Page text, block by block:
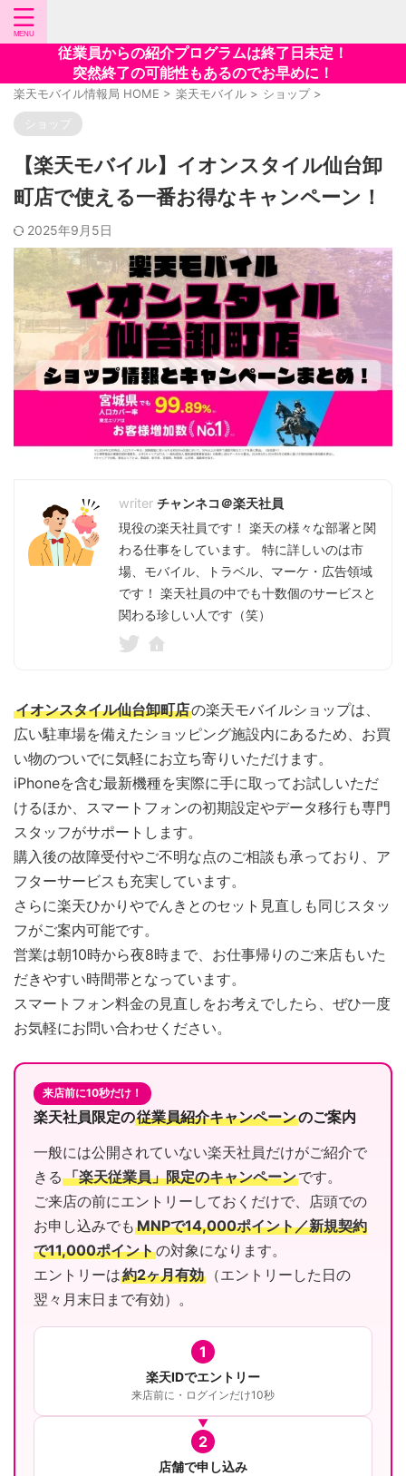
従業員からの紹介プログラムは終了日未定！
突然終了の可能性もあるのでお早めに！
楽天モバイル情報局 HOME > 楽天モバイル > ショップ >
ショップ
【楽天モバイル】イオンスタイル仙台卸
町店で使える一番お得なキャンペーン！
2025年9月5日
チャンネコ＠楽天社員
現役の楽天社員です！ 楽天の様々な部署と関
わる仕事をしています。 特に詳しいのは市
場、モバイル、トラベル、マーケ・広告領域
です！ 楽天社員の中でも十数個のサービスと
関わる珍しい人です（笑）
イオンスタイル仙台卸町店の楽天モバイルショップは、
広い駐車場を備えたショッピング施設内にあるため、お買
い物のついでに気軽にお立ち寄りいただけます。
iPhoneを含む最新機種を実際に手に取ってお試しいただ
けるほか、スマートフォンの初期設定やデータ移行も専門
スタッフがサポートします。
購入後の故障受付やご不明な点のご相談も承っており、ア
フターサービスも充実しています。
さらに楽天ひかりやでんきとのセット見直しも同じスタッ
フがご案内可能です。
営業は朝10時から夜8時まで、お仕事帰りのご来店もいた
だきやすい時間帯となっています。
スマートフォン料金の見直しをお考えでしたら、ぜひ一度
お気軽にお問い合わせください。
来店前に10秒だけ！
楽天社員限定の従業員紹介キャンペーンのご案内
一般には公開されていない楽天社員だけがご紹介で
きる 「楽天従業員」限定のキャンペーンです。
ご来店の前にエントリーしておくだけで、店頭での
お申し込みでも MNPで14,000ポイント／新規契約
で11,000ポイントの対象になります。
エントリーは約2ヶ月有効 （エントリーした日の
翌々月末日まで有効）。
1
楽天IDでエントリー
来店前に・ログインだけ10秒
2
店舗で申し込み